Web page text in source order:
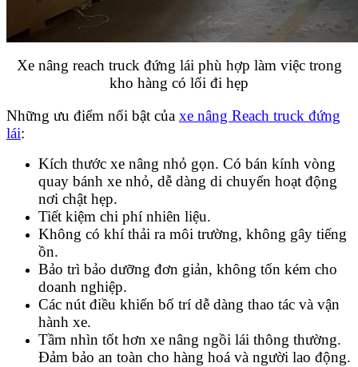
Xe nâng reach truck đứng lái phù hợp làm việc trong
kho hàng có lối đi hẹp
Những ưu điểm nổi bật của xe nâng Reach truck đứng
lái:
Kích thước xe nâng nhỏ gọn. Có bán kính vòng
quay bánh xe nhỏ, dễ dàng di chuyển hoạt động
nơi chật hẹp.
Tiết kiệm chi phí nhiên liệu.
Không có khí thải ra môi trường, không gây tiếng
ồn.
Bảo trì bảo dưỡng đơn giản, không tốn kém cho
doanh nghiệp.
Các nút điều khiển bố trí dễ dàng thao tác và vận
hành xe.
Tầm nhìn tốt hơn xe nâng ngồi lái thông thường.
Đảm bảo an toàn cho hàng hoá và người lao động.